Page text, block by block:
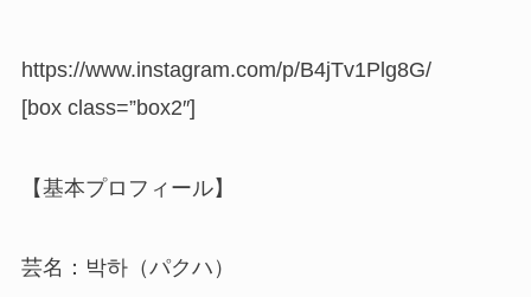
https://www.instagram.com/p/B4jTv1Plg8G/
[box class=”box2″]
【基本プロフィール】
芸名：박하（パクハ）